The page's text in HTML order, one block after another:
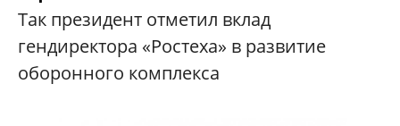
Так президент отметил вклад
гендиректора «Ростеха» в развитие
оборонного комплекса